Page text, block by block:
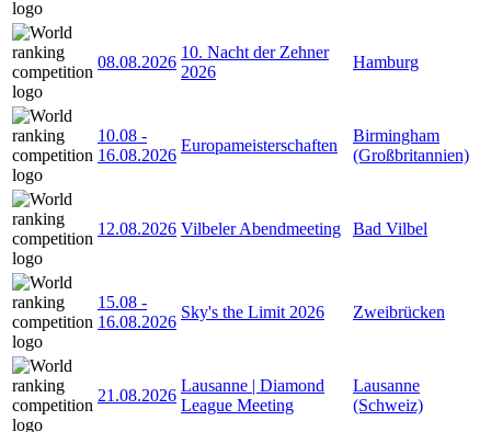
08.08.2026
10. Nacht der Zehner
2026
Hamburg
10.08 -
16.08.2026
Europameisterschaften
Birmingham
(Großbritannien)
12.08.2026 Vilbeler Abendmeeting Bad Vilbel
15.08 -
16.08.2026
Sky's the Limit 2026 Zweibrücken
21.08.2026
Lausanne | Diamond
League Meeting
Lausanne
(Schweiz)